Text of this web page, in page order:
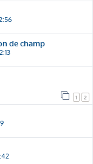
de champ
1 2